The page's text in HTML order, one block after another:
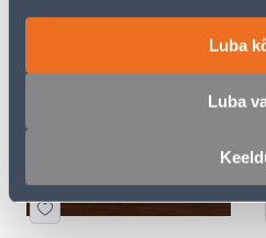
Luba
Luba